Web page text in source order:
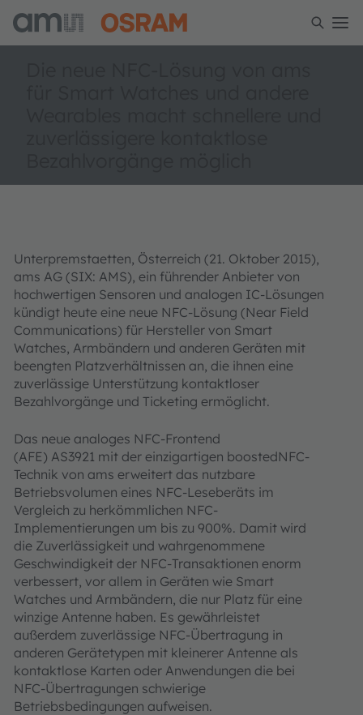
Unterpremstaetten, Österreich (21. Oktober 2015),
ams AG (SIX: AMS), ein führender Anbieter von
hochwertigen Sensoren und analogen IC-Lösungen
kündigt heute eine neue NFC-Lösung (Near Field
Communications) für Hersteller von Smart
Watches, Armbändern und anderen Geräten mit
beengten Platzverhältnissen an, die ihnen eine
zuverlässige Unterstützung kontaktloser
Bezahlvorgänge und Ticketing ermöglicht.
Das neue analoges NFC-Frontend
(AFE) AS3921 mit der einzigartigen boostedNFC-
Technik von ams erweitert das nutzbare
Betriebsvolumen eines NFC-Leseberäts im
Vergleich zu herkömmlichen NFC-
Implementierungen um bis zu 900%. Damit wird
die Zuverlässigkeit und wahrgenommene
Geschwindigkeit der NFC-Transaktionen enorm
verbessert, vor allem in Geräten wie Smart
Watches und Armbändern, die nur Platz für eine
winzige Antenne haben. Es gewährleistet
außerdem zuverlässige NFC-Übertragung in
anderen Gerätetypen mit kleinerer Antenne als
kontaktlose Karten oder Anwendungen die bei
NFC-Übertragungen schwierige
Betriebsbedingungen aufweisen.